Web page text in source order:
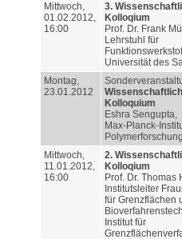
Mittwoch,
01.02.2012,
16:00
3.
Kolloqium
Prof. Dr. Frank
Lehrstuhl für
Universität des
Montag,
23.01.2012
Kolloquium
Eshra Sengupta,
Max-Planck-
Mittwoch,
11.01.2012,
16:00
2.
Kolloqium
Prof. Dr. Thomas
Institutsleiter
für Grenzflächen
Institut für